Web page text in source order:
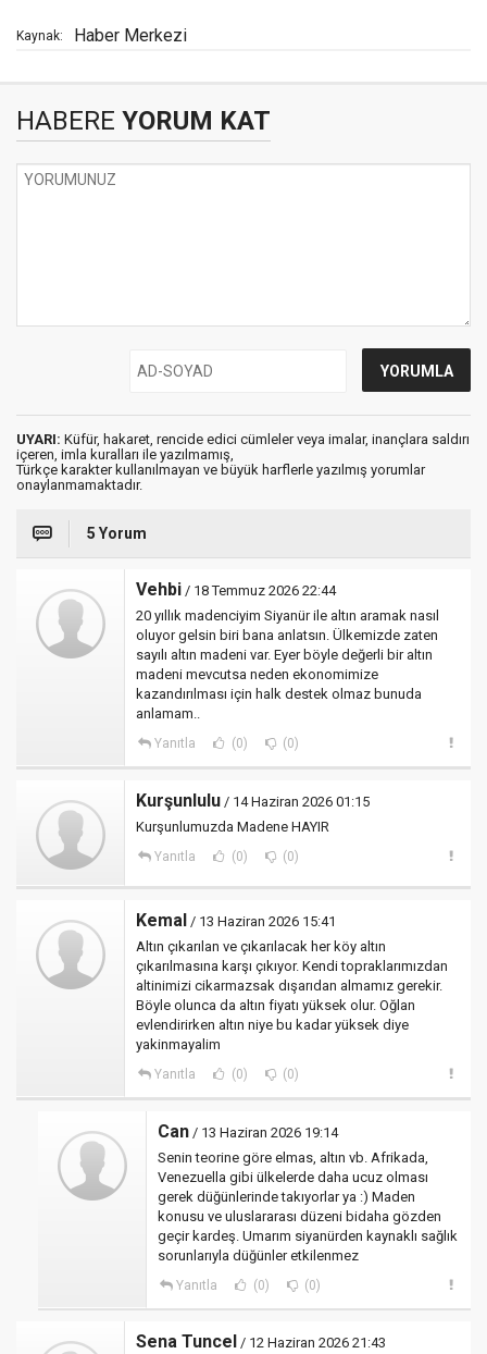
Kaynak: Haber Merkezi
HABERE YORUM KAT
UYARI: Küfür, hakaret, rencide edici cümleler veya imalar, inançlara saldırı
içeren, imla kuralları ile yazılmamış,
Türkçe karakter kullanılmayan ve büyük harflerle yazılmış yorumlar
onaylanmamaktadır.
5 Yorum
Vehbi / 18 Temmuz 2026 22:44
20 yıllık madenciyim Siyanür ile altın aramak nasıl
oluyor gelsin biri bana anlatsın. Ülkemizde zaten
sayılı altın madeni var. Eyer böyle değerli bir altın
madeni mevcutsa neden ekonomimize
kazandırılması için halk destek olmaz bunuda
anlamam..
Yanıtla (0) (0)
Kurşunlulu / 14 Haziran 2026 01:15
Kurşunlumuzda Madene HAYIR
Yanıtla (0) (0)
Kemal / 13 Haziran 2026 15:41
Altın çıkarılan ve çıkarılacak her köy altın
çıkarılmasına karşı çıkıyor. Kendi topraklarımızdan
altinimizi cikarmazsak dışarıdan almamız gerekir.
Böyle olunca da altın fiyatı yüksek olur. Oğlan
evlendirirken altın niye bu kadar yüksek diye
yakinmayalim
Yanıtla (0) (0)
Can / 13 Haziran 2026 19:14
Senin teorine göre elmas, altın vb. Afrikada,
Venezuella gibi ülkelerde daha ucuz olması
gerek düğünlerinde takıyorlar ya :) Maden
konusu ve uluslararası düzeni bidaha gözden
geçir kardeş. Umarım siyanürden kaynaklı sağlık
sorunlarıyla düğünler etkilenmez
Yanıtla (0) (0)
Sena Tuncel / 12 Haziran 2026 21:43